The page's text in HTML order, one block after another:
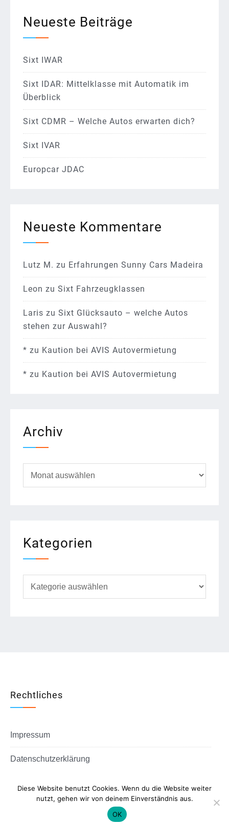
Neueste Beiträge
Sixt IWAR
Sixt IDAR: Mittelklasse mit Automatik im
Überblick
Sixt CDMR – Welche Autos erwarten dich?
Sixt IVAR
Europcar JDAC
Neueste Kommentare
Lutz M. zu Erfahrungen Sunny Cars Madeira
Leon zu Sixt Fahrzeugklassen
Laris zu Sixt Glücksauto – welche Autos
stehen zur Auswahl?
* zu Kaution bei AVIS Autovermietung
* zu Kaution bei AVIS Autovermietung
Archiv
Kategorien
Rechtliches
Impressum
Datenschutzerklärung
Copyright © All rights reserved.
Diese Website benutzt Cookies. Wenn du die Website weiter
nutzt, gehen wir von deinem Einverständnis aus.
OK